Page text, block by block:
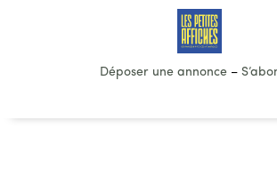
Déposer une annonce–